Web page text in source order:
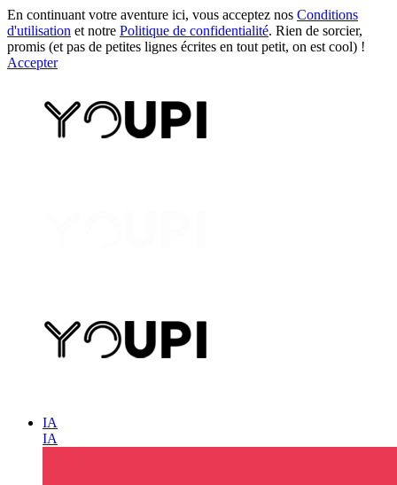
En continuant votre aventure ici, vous acceptez nos Conditions
d'utilisation et notre Politique de confidentialité. Rien de sorcier,
promis (et pas de petites lignes écrites en tout petit, on est cool) !
Accepter
IA
IA